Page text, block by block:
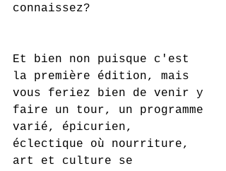
connaissez?
Et bien non puisque c'est
la première édition, mais
vous feriez bien de venir y
faire un tour, un programme
varié, épicurien,
éclectique où nourriture,
art et culture se